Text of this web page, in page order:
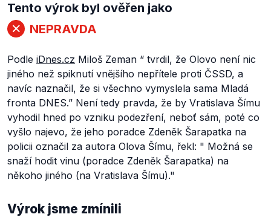
Tento výrok byl ověřen jako
NEPRAVDA
Podle iDnes.cz Miloš Zeman “ tvrdil, že Olovo není nic
jiného než spiknutí vnějšího nepřítele proti ČSSD, a
navíc naznačil, že si všechno vymyslela sama Mladá
fronta DNES.” Není tedy pravda, že by Vratislava Šímu
vyhodil hned po vzniku podezření, neboť sám, poté co
vyšlo najevo, že jeho poradce Zdeněk Šarapatka na
policii označil za autora Olova Šímu, řekl: " Možná se
snaží hodit vinu (poradce Zdeněk Šarapatka) na
někoho jiného (na Vratislava Šímu)."
Výrok jsme zmínili